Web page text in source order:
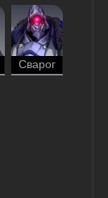
Сварог